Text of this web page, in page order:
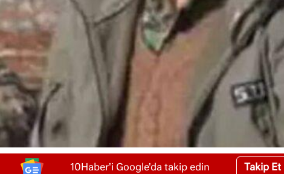
10Haber'i Google'da takip edin Takip Et